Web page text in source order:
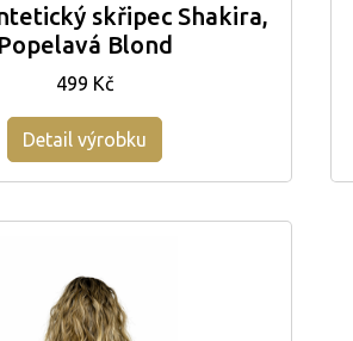
skřipec Shakira,
Popelavá Blond
499 Kč
Detail výrobku